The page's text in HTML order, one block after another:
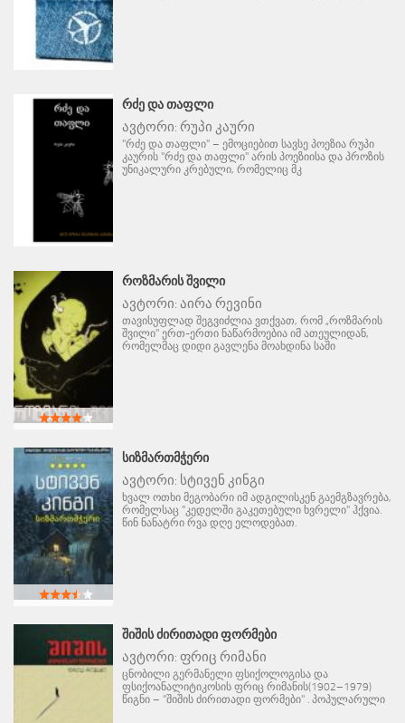
ᲠᲫᲔ ᲓᲐ ᲗᲐᲤᲚᲘ
ავტორი: რუპი კაური
"რძე და თაფლი" – ემოციებით სავსე პოეზია რუპი
კაურის "რძე და თაფლი" არის პოეზიისა და პროზის
უნიკალური კრებული, რომელიც მკ
ᲠᲝᲖᲛᲐᲠᲘᲡ ᲨᲕᲘᲚᲘ
ავტორი: აირა რევინი
თავისუფლად შეგვიძლია ვთქვათ, რომ „როზმარის
შვილი" ერთ-ერთი ნაწარმოებია იმ ათეულიდან,
რომელმაც დიდი გავლენა მოახდინა საში
ᲡᲘᲖᲛᲐᲠᲗᲛᲭᲔᲠᲘ
ავტორი: სტივენ კინგი
ხვალ ოთხი მეგობარი იმ ადგილისკენ გაემგზავრება,
რომელსაც "კედელში გაკეთებული ხვრელი" ჰქვია.
წინ ნანატრი რვა დღე ელოდებათ.
ᲨᲘᲨᲘᲡ ᲫᲘᲠᲘᲗᲐᲓᲘ ᲤᲝᲠᲛᲔᲑᲘ
ავტორი: ფრიც რიმანი
ცნობილი გერმანელი ფსიქოლოგისა და
ფსიქოანალიტიკოსის ფრიც რიმანის(1902–1979)
წიგნი – "შიშის ძირითადი ფორმები" . პოპულარული